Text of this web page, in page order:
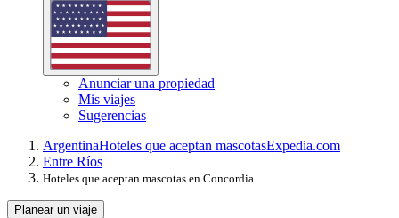
Anunciar una propiedad
Mis viajes
Sugerencias
ArgentinaHoteles que aceptan mascotasExpedia.com
Entre Ríos
Hoteles que aceptan mascotas en Concordia
Planear un viaje